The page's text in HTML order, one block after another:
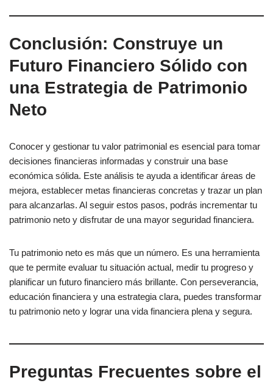
Conclusión: Construye un
Futuro Financiero Sólido con
una Estrategia de Patrimonio
Neto
Conocer y gestionar tu valor patrimonial es esencial para tomar
decisiones financieras informadas y construir una base
económica sólida. Este análisis te ayuda a identificar áreas de
mejora, establecer metas financieras concretas y trazar un plan
para alcanzarlas. Al seguir estos pasos, podrás incrementar tu
patrimonio neto y disfrutar de una mayor seguridad financiera.
Tu patrimonio neto es más que un número. Es una herramienta
que te permite evaluar tu situación actual, medir tu progreso y
planificar un futuro financiero más brillante. Con perseverancia,
educación financiera y una estrategia clara, puedes transformar
tu patrimonio neto y lograr una vida financiera plena y segura.
Preguntas Frecuentes sobre el